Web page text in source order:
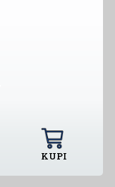
KUPI